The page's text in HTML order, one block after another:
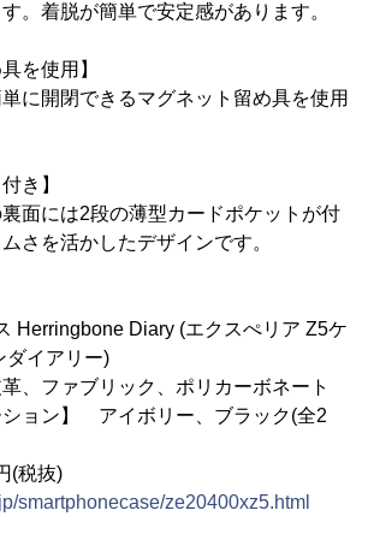
。着脱が簡単で安定感があります。
を使用】
に開閉できるマグネット留め具を使用
き】
面には2段の薄型カードポケットが付
さを活かしたデザインです。
Herringbone Diary (エクスぺリア Z5ケ
ダイアリー)
、ファブリック、ポリカーボネート
ション】 アイボリー、ブラック(全2
(税抜)
smartphonecase/ze20400xz5.html